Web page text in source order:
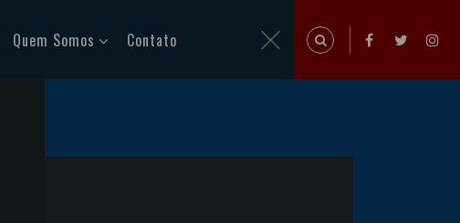
Quem Somos Contato